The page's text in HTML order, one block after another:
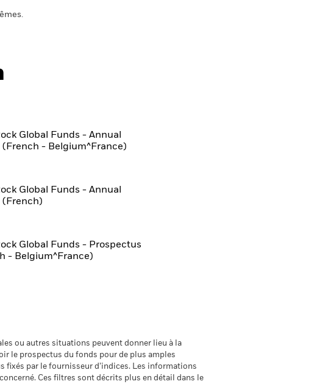
Global Funds - Annual
(French - Belgium^France)
Global Funds - Annual
(French)
Global Funds - Prospectus
- Belgium^France)
ou autres situations peuvent donner lieu à la
le prospectus du fonds pour de plus amples
fixés par le fournisseur d’indices. Les informations
Ces filtres sont décrits plus en détail dans le